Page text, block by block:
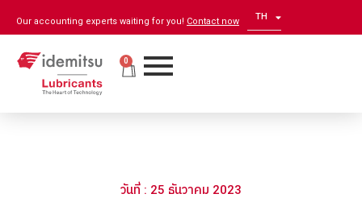
Our accounting experts waiting for you! Contact now TH
EN
0
วันที่ : 25 ธันวาคม 2023